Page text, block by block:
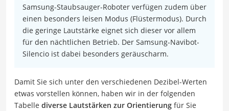
Samsung-Staubsauger-Roboter verfügen zudem über
einen besonders leisen Modus (Flüstermodus). Durch
die geringe Lautstärke eignet sich dieser vor allem
für den nächtlichen Betrieb. Der Samsung-Navibot-
Silencio ist dabei besonders geräuscharm.
Damit Sie sich unter den verschiedenen Dezibel-Werten
etwas vorstellen können, haben wir in der folgenden
Tabelle diverse Lautstärken zur Orientierung für Sie